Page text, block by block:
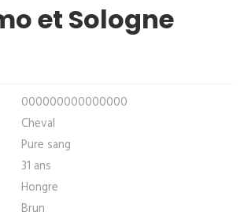
et Sologne
000000000000000
Cheval
Pure sang
31 ans
Hongre
Brun